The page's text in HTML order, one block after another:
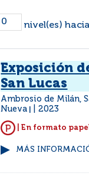
nivel(es)
Exposición
San Lucas
Ambrosio de Milán,
Nueva
2023
| En formato
MÁS